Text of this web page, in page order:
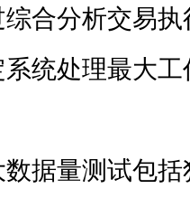
合分析交易
统处理最大
据量测试包